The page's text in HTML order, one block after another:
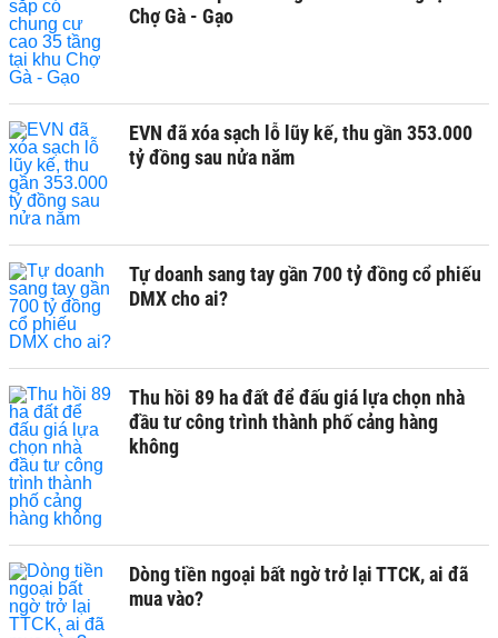
Chợ Gà - Gạo
EVN đã xóa sạch lỗ lũy kế, thu gần 353.000
tỷ đồng sau nửa năm
Tự doanh sang tay gần 700 tỷ đồng cổ phiếu
DMX cho ai?
Thu hồi 89 ha đất để đấu giá lựa chọn nhà
đầu tư công trình thành phố cảng hàng
không
Dòng tiền ngoại bất ngờ trở lại TTCK, ai đã
mua vào?